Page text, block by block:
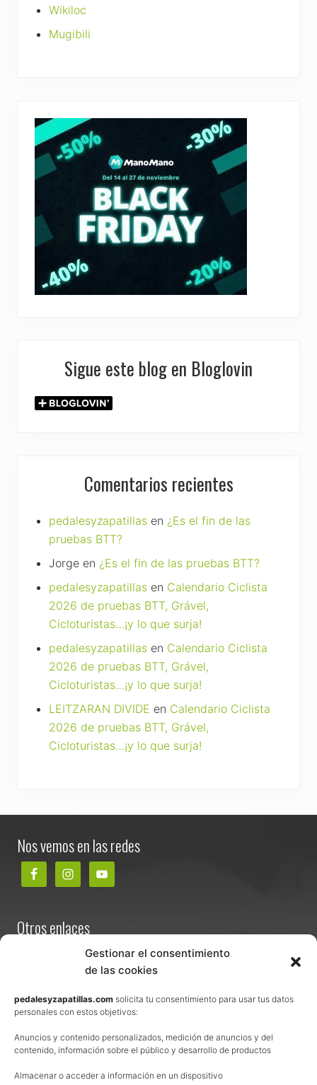
Gestionar el consentimiento
de las cookies
pedalesyzapatillas.com solicita tu consentimiento para usar tus datos
personales con estos objetivos:
Anuncios y contenido personalizados, medición de anuncios y del
contenido, información sobre el público y desarrollo de productos
Almacenar o acceder a información en un dispositivo
Wikiloc
Mugibili
Sigue este blog en Bloglovin
Comentarios recientes
pedalesyzapatillas en ¿Es el fin de las
pruebas BTT?
Jorge en ¿Es el fin de las pruebas BTT?
pedalesyzapatillas en Calendario Ciclista
2026 de pruebas BTT, Grável,
Cicloturistas…¡y lo que surja!
pedalesyzapatillas en Calendario Ciclista
2026 de pruebas BTT, Grável,
Cicloturistas…¡y lo que surja!
LEITZARAN DIVIDE en Calendario Ciclista
2026 de pruebas BTT, Grável,
Cicloturistas…¡y lo que surja!
Nos vemos en las redes
Otros enlaces
Términos y condiciones de venta
Política de privacidad
Política de cookies